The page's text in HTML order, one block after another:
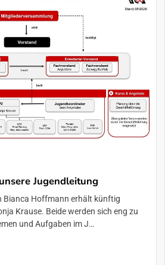
Jugendleitung
Bianca Hoffmann erhält künftig
Krause. Beide werden sich eng zu
und Aufgaben im J…